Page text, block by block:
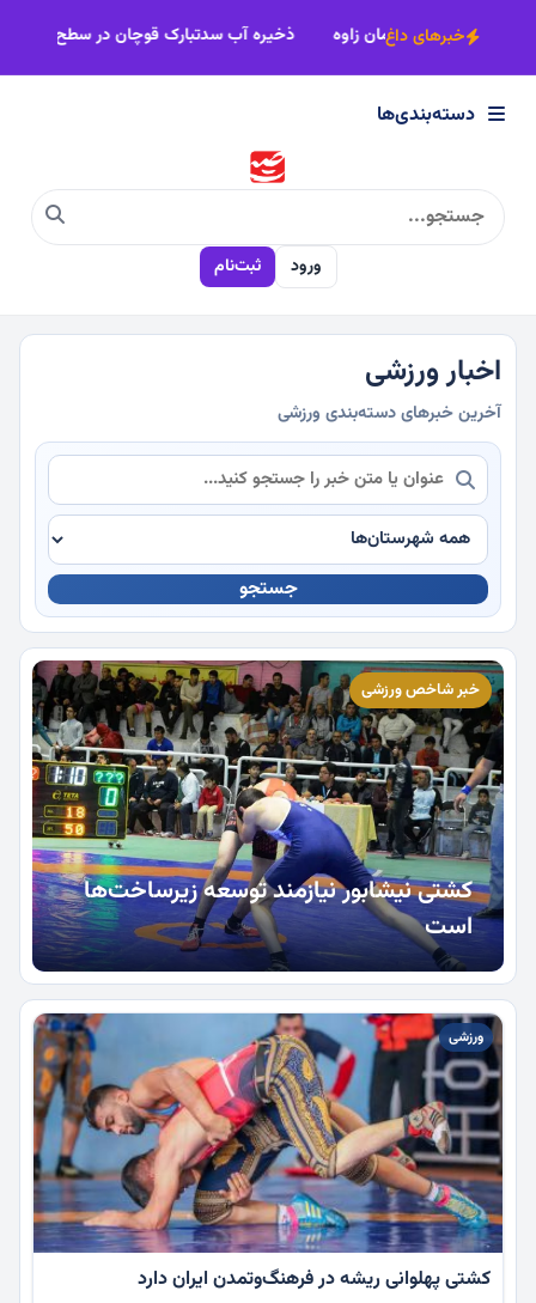
×
دسته‌بندی‌ها
سیاسی
اجتماعی
فرهنگی
ورزشی
چندرسانه
خبرهای داغ
آعاز مرمت مزار تاریخی سلطان سلیمان زاوه ذخیره آب سدتبارک
دسته‌بندی‌ها
ورود ثبت‌نام
اخبار ورزشی
آخرین خبرهای دسته‌بندی ورزشی
جستجو
خبر شاخص ورزشی
کشتی نیشابور نیازمند توسعه زیرساخت‌ها
است
ورزشی
کشتی پهلوانی ریشه در فرهنگ‌وتمدن ایران دارد